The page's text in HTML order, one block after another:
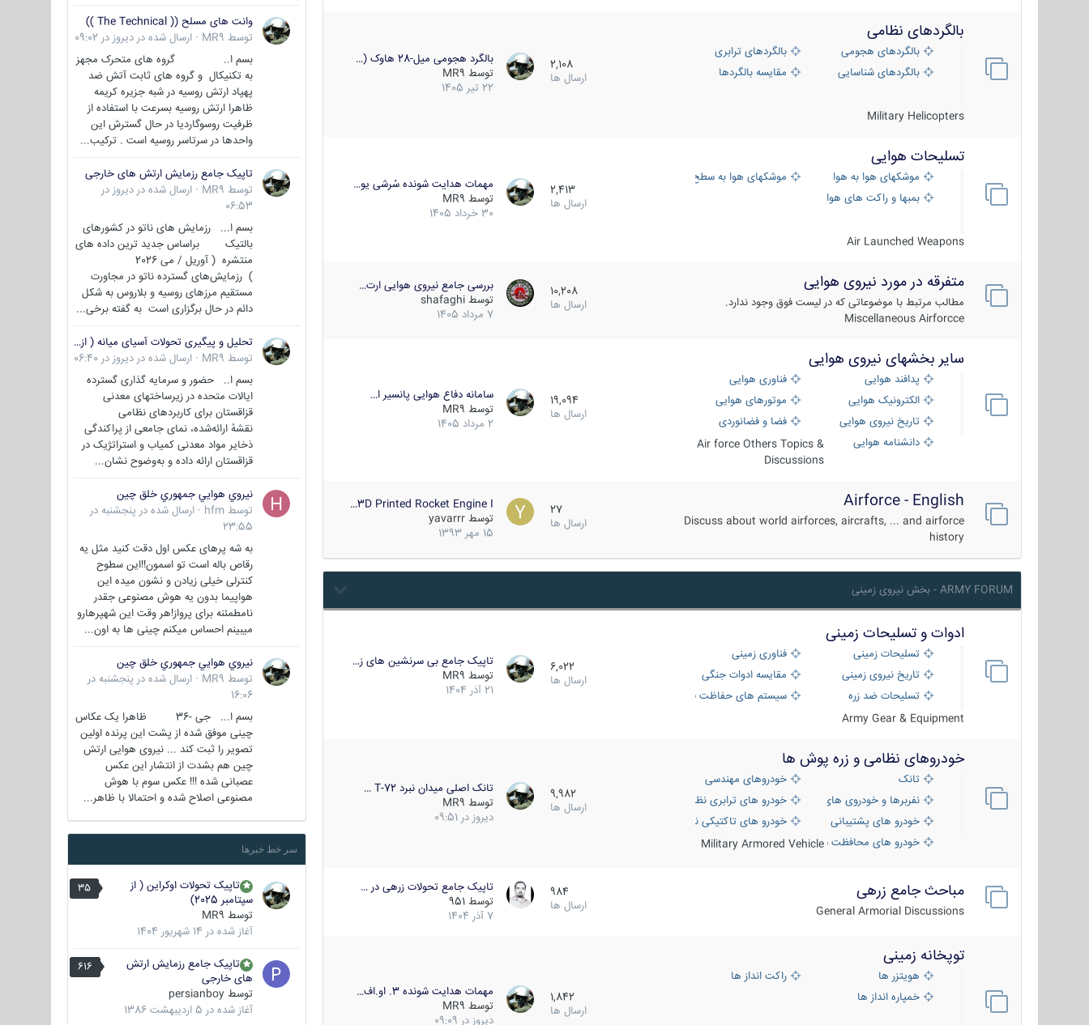
بالگردهای نظامی
بالگردهای هجومی
بالگردهای ترابری
بالگردهای شناسایی
مقایسه بالگردها
Military Helicopters
2,108
ارسال ها
بالگرد هجومی میل-28 هاوک (…
توسط MR9
22 تیر 1405
تسلیحات هوایی
موشکهای هوا به هوا
موشکهای هوا به سطح
بمبها و راکت های هوایی
Air Launched Weapons
2,413
ارسال ها
مهمات هدایت شونده سُرشی یو…
توسط MR9
30 خرداد 1405
متفرقه در مورد نیروی هوایی
مطالب مرتبط با موضوعاتی که در لیست فوق وجود ندارد.
Miscellaneous Airforcce
10,208
ارسال ها
بررسی جامع نیروی هوایی ارت…
توسط shafaghi
7 مرداد 1405
سایر بخشهای نیروی هوایی
پدافند هوایی
فناوری هوایی
الکترونیک هوایی
موتورهای هوایی
تاریخ نیروی هوایی
فضا و فضانوردی
دانشنامه هوایی
Air force Others Topics &
Discussions
19,094
ارسال ها
سامانه دفاع هوایی پانسیر ا…
توسط MR9
2 مرداد 1405
Airforce - English
Discuss about world airforces, aircrafts, ... and airforce
history
27
ارسال ها
3D Printed Rocket Engine I…
توسط yavarrr
15 مهر 1393
ARMY FORUM - بخش نیروی زمینی
ادوات و تسلیحات زمینی
تسلیحات زمینی
فناوری زمینی
تاریخ نیروی زمینی
مقایسه ادوات جنگی
تسلیحات ضد زره
سیستم های حفاظت فعال
Army Gear & Equipment
6,022
ارسال ها
تاپیک جامع بی سرنشین های ز…
توسط MR9
21 آذر 1404
خودروهای نظامی و زره پوش ها
تانک
خودروهای مهندسی
نفربرها و خودروی های رزمی پیاده نظامخودرو های ترابری نظامی
خودرو های پشتیبانی آتش ، شناسایی و ضد تانک
خودرو های تاکتیکی نظامی
خودرو های محافظت شدهMilitary Armored Vehicle
9,982
ارسال ها
تانک اصلی میدان نبرد T-72 …
توسط MR9
دیروز در 09:51
مباحث جامع زرهی
General Armorial Discussions
984
ارسال ها
تاپیک جامع تحولات زرهی در …
توسط 951
7 آذر 1404
توپخانه زمینی
هویتزر ها
راکت انداز ها
خمپاره انداز ها
1,842
ارسال ها
مهمات هدایت شونده 3. او.اف…
توسط MR9
دیروز در 09:09
وانت های مسلح (( The Technical ))
توسط MR9
· ارسال شده در دیروز در 09:02
بسم ا.. گروه های متحرک مجهز
به تکنیکال و گروه های ثابت آتش ضد
پهپاد ارتش روسیه در شبه جزیره کریمه
ظاهرا ارتش روسیه بسرعت با استفاده از
ظرفیت روسوگاردیا در حال گسترش این
واحدها در سرتاسر روسیه است . ترکیب...
تاپیک جامع رزمایش ارتش های خارجی
توسط MR9
· ارسال شده در دیروز در
06:53
بسم ا... رزمایش های ناتو در کشورهای
بالتیک براساس جدید ترین داده های
منتشره ( آوریل / می 2026
) رزمایش‌های گسترده ناتو در مجاورت
مستقیم مرزهای روسیه و بلاروس به شکل
دائم در حال برگزاری است به گفته برخی...
تحلیل و پیگیری تحولات آسیای میانه ( ازبکستان، تاجیکستان، ترکمنستان، قزاقستان و قرقیزستان )
توسط MR9
· ارسال شده در دیروز در 06:40
بسم ا.. حضور و سرمایه گذاری گسترده
ایالات متحده در زیرساختهای معدنی
قزاقستان برای کاربردهای نظامی
نقشهٔ ارائه‌شده، نمای جامعی از پراکندگی
ذخایر مواد معدنی کمیاب و استراتژیک در
قزاقستان ارائه داده و به‌وضوح نشان...
نيروي هوايي جمهوري خلق چين
توسط hfm
· ارسال شده در پنجشنبه در
23:55
به شه پرهای عکس اول دقت کنید مثل یه
رقاص باله است تو اسمون!!این سطوح
کنترلی خیلی زیادن و نشون میده این
هواپیما بدون یه هوش مصنوعی جقدر
نامطمئنه برای پرواز!هر وقت این شهپرهارو
میبینم احساس میکنم چینی ها به اون...
نيروي هوايي جمهوري خلق چين
توسط MR9
· ارسال شده در پنجشنبه در
16:06
بسم ا... جی -36 ظاهرا یک عکاس
چینی موفق شده از پشت این پرنده اولین
تصویر را ثبت کند ... نیروی هوایی ارتش
چین هم بشدت از انتشار این عکس
عصبانی شده !!! عکس سوم با هوش
مصنوعی اصلاح شده و احتمالا با ظاهر...
سر خط خبرها
35
تاپیک تحولات اوکراین ( از
سپتامبر 2025)
توسط MR9
آغاز شده در 14 شهریور 1404
616
تاپیک جامع رزمایش ارتش
های خارجی
توسط persianboy
آغاز شده در 5 اردیبهشت 1386